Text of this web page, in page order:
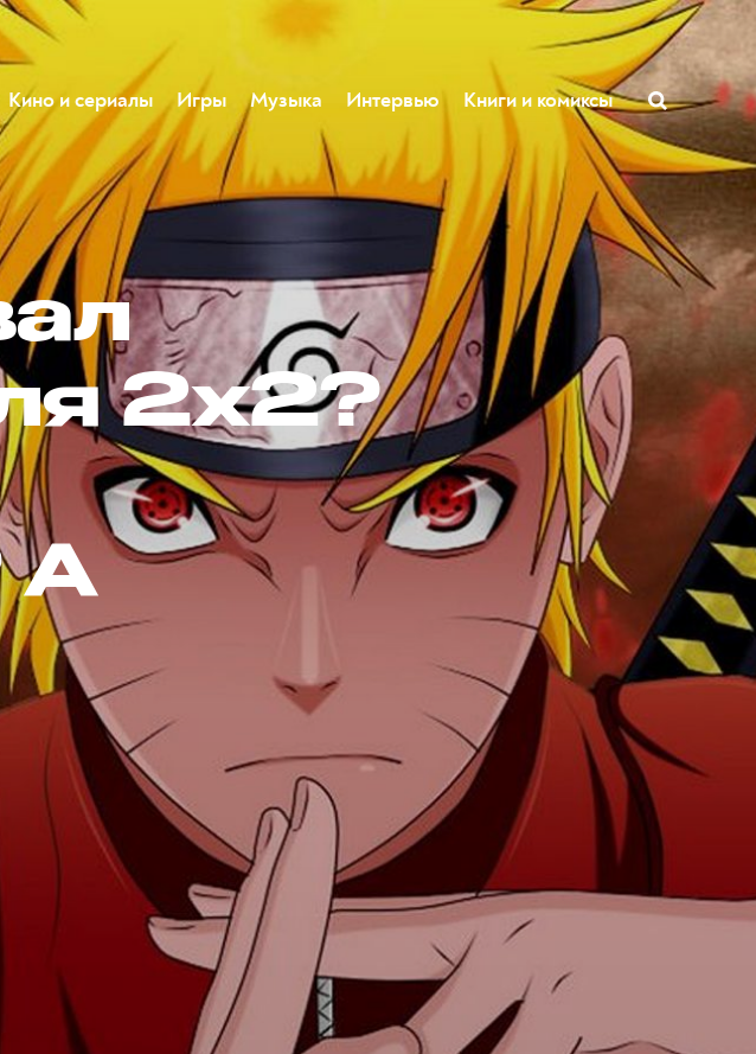
Кино и сериалы Игры Музыка Интервью Книги и комиксы
2х2?
А